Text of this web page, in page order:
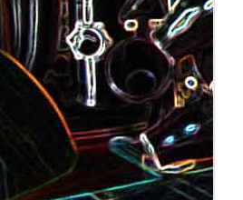
Cake à la rhubarbe
2